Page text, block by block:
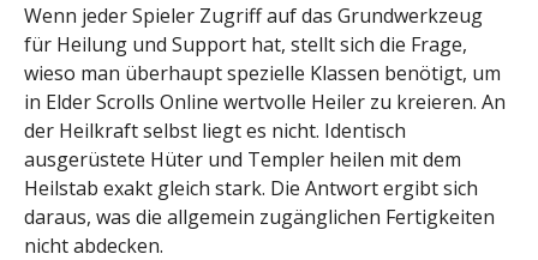
Wenn jeder Spieler Zugriff auf das Grundwerkzeug
für Heilung und Support hat, stellt sich die Frage,
wieso man überhaupt spezielle Klassen benötigt, um
in Elder Scrolls Online wertvolle Heiler zu kreieren. An
der Heilkraft selbst liegt es nicht. Identisch
ausgerüstete Hüter und Templer heilen mit dem
Heilstab exakt gleich stark. Die Antwort ergibt sich
daraus, was die allgemein zugänglichen Fertigkeiten
nicht abdecken.